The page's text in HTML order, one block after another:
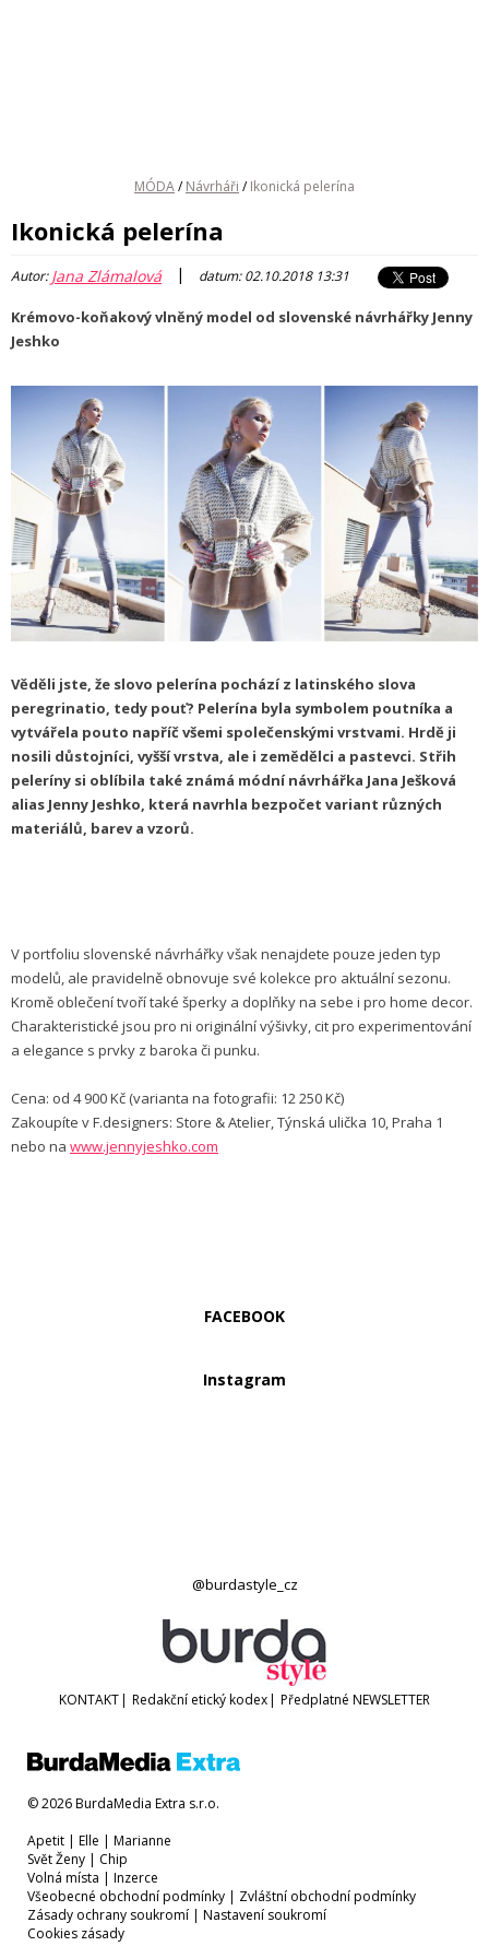
MÓDA/ Návrháři / Ikonická pelerína
Ikonická pelerína
Autor:Jana Zlámalová | datum: 02.10.2018 13:31
Krémovo-koňakový vlněný model od slovenské návrhářky Jenny
Jeshko
Věděli jste, že slovo pelerína pochází z latinského slova
peregrinatio, tedy pouť? Pelerína byla symbolem poutníka a
vytvářela pouto napříč všemi společenskými vrstvami. Hrdě ji
nosili důstojníci, vyšší vrstva, ale i zemědělci a pastevci. Střih
peleríny si oblíbila také známá módní návrhářka Jana Ješková
alias Jenny Jeshko, která navrhla bezpočet variant různých
materiálů, barev a vzorů.
V portfoliu slovenské návrhářky však nenajdete pouze jeden typ
modelů, ale pravidelně obnovuje své kolekce pro aktuální sezonu.
Kromě oblečení tvoří také šperky a doplňky na sebe i pro home decor.
Charakteristické jsou pro ni originální výšivky, cit pro experimentování
a elegance s prvky z baroka či punku.
Cena: od 4 900 Kč (varianta na fotografii: 12 250 Kč)
Zakoupíte v F.designers: Store & Atelier, Týnská ulička 10, Praha 1
nebo na www.jennyjeshko.com
FACEBOOK
Instagram
@burdastyle_cz
KONTAKT| Redakční etický kodex| Předplatné NEWSLETTER
© 2026 BurdaMedia Extra s.r.o.
Apetit | Elle | Marianne
Svět Ženy | Chip
Volná místa | Inzerce
Všeobecné obchodní podmínky | Zvláštní obchodní podmínky
Zásady ochrany soukromí | Nastavení soukromí
Cookies zásady